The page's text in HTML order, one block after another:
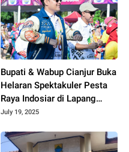
Bupati & Wabup Cianjur Buka
Helaran Spektakuler Pesta
Raya Indosiar di Lapang
Prawatasari
July 19, 2025